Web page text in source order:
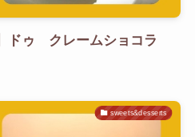
ドゥ クレームショコラ
sweets&desserts